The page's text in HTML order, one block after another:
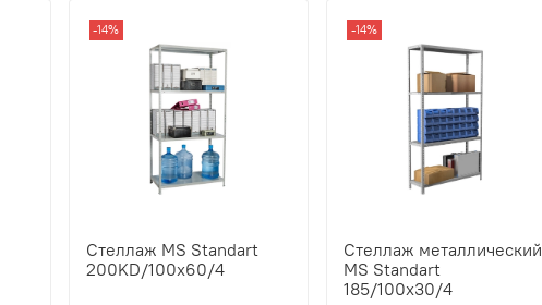
-14%
Стеллаж MS Standart
200KD/100x60/4
-14%
Стеллаж металлический
MS Standart
185/100x30/4